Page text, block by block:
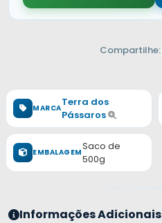
Compartilhe:
MARCATerra dos
Pássaros
EMBALAGEMSaco de
500g
Informações Adicionais